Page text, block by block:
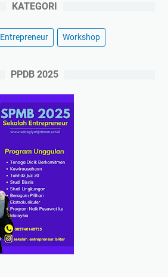
KATEGORI
Entrepreneur Workshop
PPDB 2025